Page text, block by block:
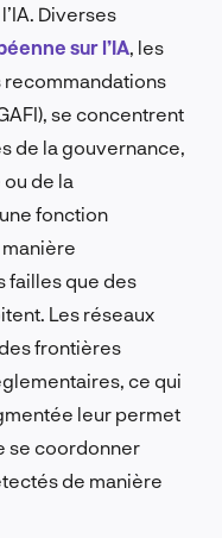
Diverses
sur l’IA , les
recommandations
se concentrent
de la gouvernance,
de la
fonction
failles que des
Les réseaux
frontières
ce qui
leur permet
se coordonner
de manière